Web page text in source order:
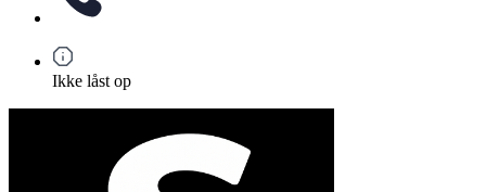
Ikke låst op